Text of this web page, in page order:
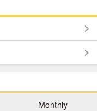
Monthly